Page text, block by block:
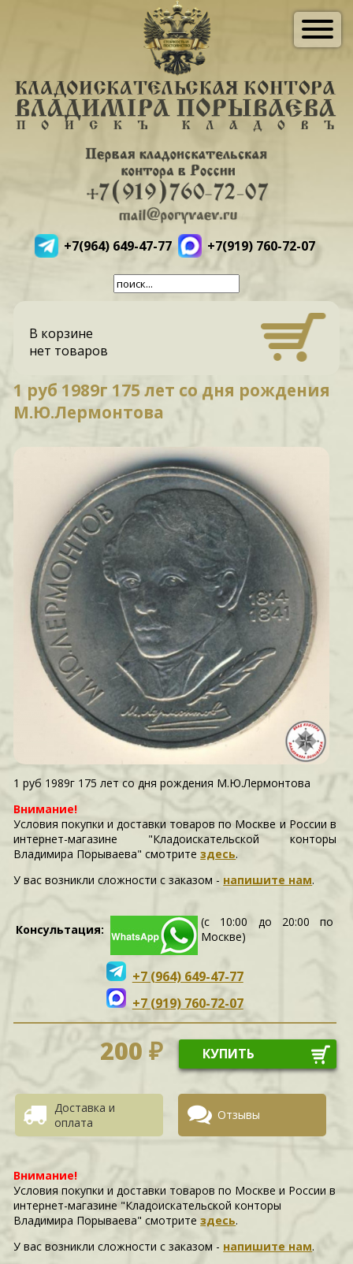
+7(964) 649-47-77 +7(919) 760-72-07
В корзине
нет товаров
1 руб 1989г 175 лет со дня рождения
М.Ю.Лермонтова
1 руб 1989г 175 лет со дня рождения М.Ю.Лермонтова
Внимание!
Условия покупки и доставки товаров по Москве и России в
интернет-магазине "Кладоискательской конторы
Владимира Порываева" смотритездесь.
У вас возникли сложности c заказом - напишите нам.
Консультация:
(с 10:00 до 20:00 по
Москве)
+7 (964) 649-47-77
+7 (919) 760-72-07
200 ₽ КУПИТЬ
Доставка и
оплата
Отзывы
Внимание!
Условия покупки и доставки товаров по Москве и России в
интернет-магазине "Кладоискательской конторы
Владимира Порываева" смотритездесь.
У вас возникли сложности c заказом - напишите нам.